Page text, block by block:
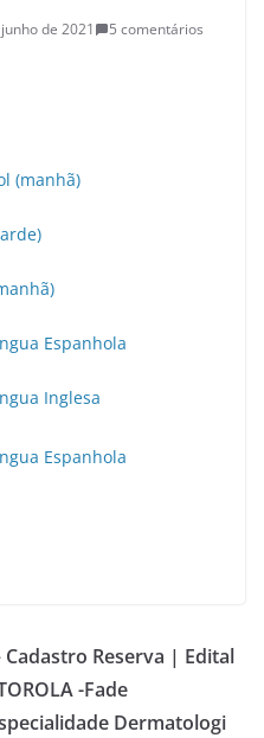
de 2021 5 comentários
(manhã)
Espanhola
Inglesa
Espanhola
Cadastro Reserva | Edital
-Fade
Dermatologi